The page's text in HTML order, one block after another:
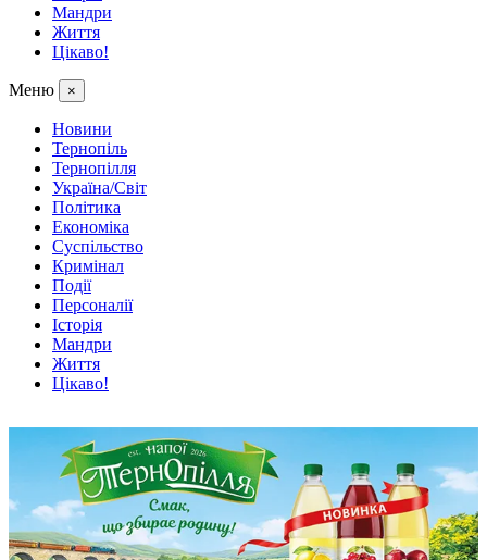
Мандри
Життя
Цікаво!
Меню ×
Новини
Тернопіль
Тернопілля
Україна/Світ
Політика
Економіка
Суспільство
Кримінал
Події
Персоналії
Історія
Мандри
Життя
Цікаво!